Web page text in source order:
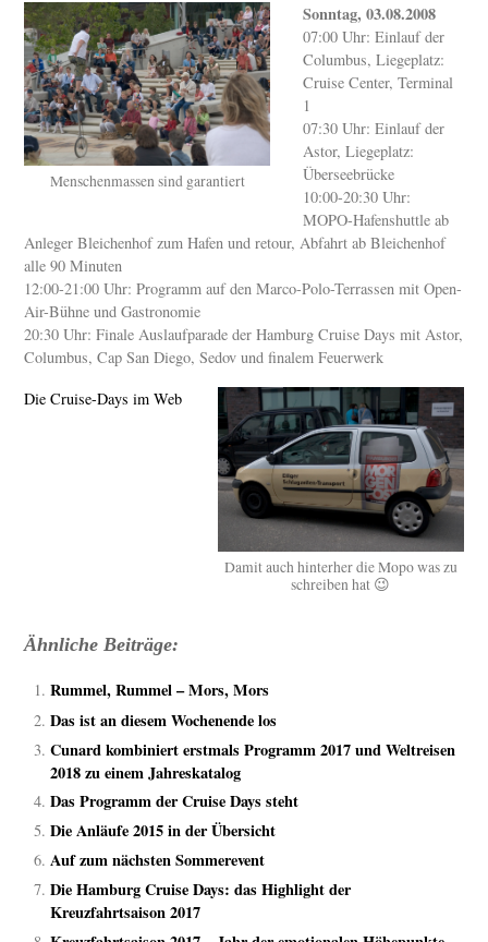
Menschenmassen sind garantiert
Sonntag, 03.08.2008
07:00 Uhr: Einlauf der
Columbus, Liegeplatz:
Cruise Center, Terminal
1
07:30 Uhr: Einlauf der
Astor, Liegeplatz:
Überseebrücke
10:00-20:30 Uhr:
MOPO-Hafenshuttle ab
Anleger Bleichenhof zum Hafen und retour, Abfahrt ab Bleichenhof
alle 90 Minuten
12:00-21:00 Uhr: Programm auf den Marco-Polo-Terrassen mit Open-
Air-Bühne und Gastronomie
20:30 Uhr: Finale Auslaufparade der Hamburg Cruise Days mit Astor,
Columbus, Cap San Diego, Sedov und finalem Feuerwerk
Damit auch hinterher die Mopo was zu
schreiben hat 😉
Die Cruise-Days im Web
Ähnliche Beiträge:
Rummel, Rummel – Mors, Mors
Das ist an diesem Wochenende los
Cunard kombiniert erstmals Programm 2017 und Weltreisen
2018 zu einem Jahreskatalog
Das Programm der Cruise Days steht
Die Anläufe 2015 in der Übersicht
Auf zum nächsten Sommerevent
Die Hamburg Cruise Days: das Highlight der
Kreuzfahrtsaison 2017